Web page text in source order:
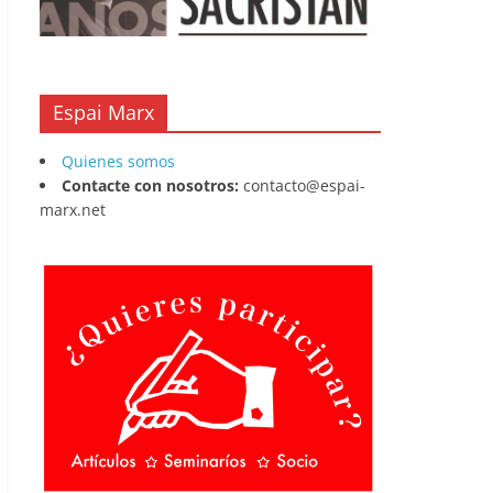
Espai Marx
Quienes somos
Contacte con nosotros: contacto@espai-
marx.net